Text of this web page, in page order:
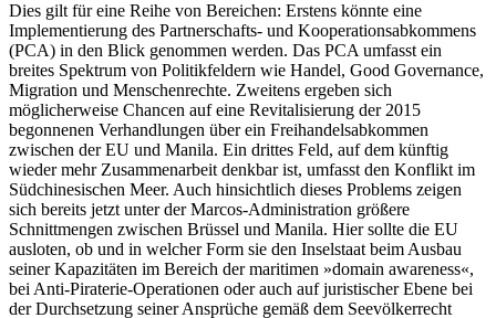
Dies gilt für eine Reihe von Bereichen: Erstens könnte eine
Implementierung des Partnerschafts- und Kooperationsabkommens
(PCA) in den Blick genommen wer­den. Das PCA umfasst ein
breites Spektrum von Politikfeldern wie Handel, Good Gover­nance,
Migration und Menschenrechte. Zweitens ergeben sich
möglicherweise Chancen auf eine Revitalisierung der 2015
begonnenen Verhandlungen über ein Frei­handels­abkommen
zwischen der EU und Manila. Ein drittes Feld, auf dem künftig
wieder mehr Zusammenarbeit denkbar ist, umfasst den Konflikt im
Südchinesischen Meer. Auch hinsichtlich dieses Problems zeigen
sich bereits jetzt unter der Marcos-Administration größere
Schnittmengen zwischen Brüssel und Manila. Hier sollte die EU
ausloten, ob und in welcher Form sie den Inselstaat beim Ausbau
seiner Kapa­zitäten im Bereich der maritimen »domain awareness«,
bei Anti-Piraterie-Operationen oder auch auf juristischer Ebene bei
der Durchsetzung seiner Ansprüche gemäß dem Seevölkerrecht